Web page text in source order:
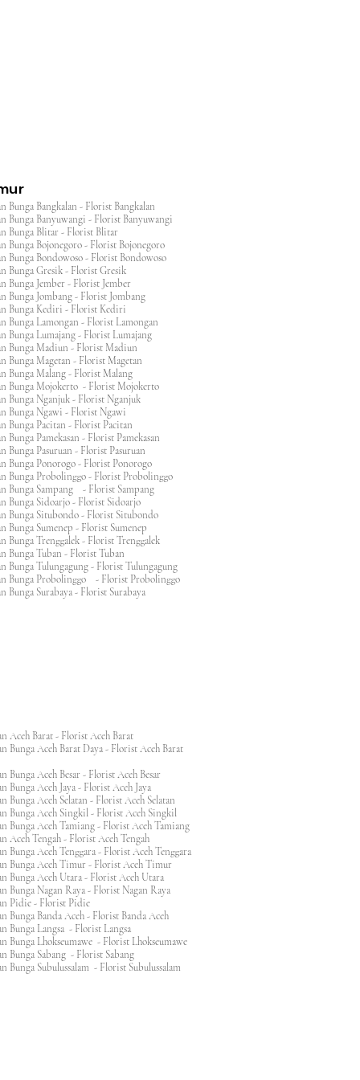
Bunga Bangkalan - Florist Bangkalan
Bunga Banyuwangi - Florist Banyuwangi
Bunga Blitar - Florist Blitar
Bunga Bojonegoro - Florist Bojonegoro
Bunga Bondowoso - Florist Bondowoso
Bunga Gresik - Florist Gresik
Bunga Jember - Florist Jember
Bunga Jombang - Florist Jombang
Bunga Kediri - Florist Kediri
Bunga Lamongan - Florist Lamongan
Bunga Lumajang - Florist Lumajang
Bunga Madiun - Florist Madiun
Bunga Magetan - Florist Magetan
Bunga Malang - Florist Malang
Bunga Mojokerto - Florist Mojokerto
Bunga Nganjuk - Florist Nganjuk
Bunga Ngawi - Florist Ngawi
Bunga Pacitan - Florist Pacitan
Bunga Pamekasan - Florist Pamekasan
Bunga Pasuruan - Florist Pasuruan
Bunga Ponorogo - Florist Ponorogo
Bunga Probolinggo - Florist Probolinggo
Bunga Sampang - Florist Sampang
Bunga Sidoarjo - Florist Sidoarjo
Bunga Situbondo - Florist Situbondo
Bunga Sumenep - Florist Sumenep
Bunga Trenggalek - Florist Trenggalek
Bunga Tuban - Florist Tuban
Bunga Tulungagung - Florist Tulungagung
Bunga Probolinggo - Florist Probolinggo
Bunga Surabaya - Florist Surabaya
Aceh Barat - Florist Aceh Barat
Bunga Aceh Barat Daya - Florist Aceh Barat
Bunga Aceh Besar - Florist Aceh Besar
Bunga Aceh Jaya - Florist Aceh Jaya
Bunga Aceh Selatan - Florist Aceh Selatan
Bunga Aceh Singkil - Florist Aceh Singkil
Bunga Aceh Tamiang - Florist Aceh Tamiang
Aceh Tengah - Florist Aceh Tengah
Bunga Aceh Tenggara - Florist Aceh Tenggara
Bunga Aceh Timur - Florist Aceh Timur
Bunga Aceh Utara - Florist Aceh Utara
Bunga Nagan Raya - Florist Nagan Raya
Pidie - Florist Pidie
Bunga Banda Aceh - Florist Banda Aceh
Bunga Langsa - Florist Langsa
Bunga Lhokseumawe - Florist Lhokseumawe
Bunga Sabang - Florist Sabang
Bunga Subulussalam - Florist Subulussalam